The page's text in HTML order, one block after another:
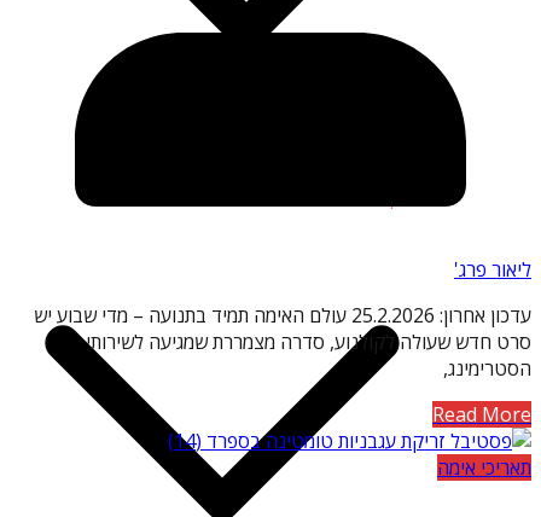
ליאור פרג'
עדכון אחרון: 25.2.2026 עולם האימה תמיד בתנועה – מדי שבוע יש
סרט חדש שעולה לקולנוע, סדרה מצמררת שמגיעה לשירותי
הסטרימינג,
Read More
תאריכי אימה